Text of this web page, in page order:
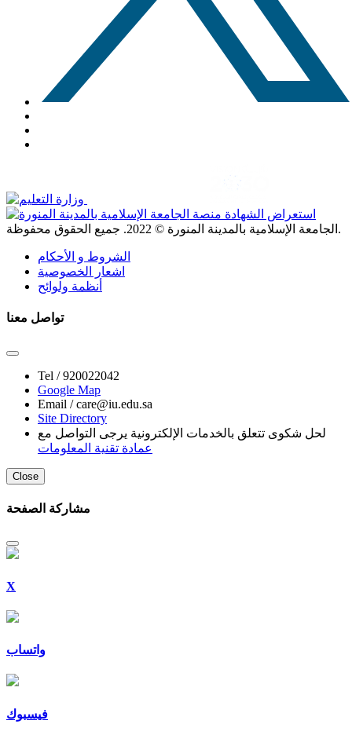
الجامعة الإسلامية بالمدينة المنورة © 2022 . جميع الحقوق محفوظة.
الشروط و الأحكام
اشعار الخصوصية
أنظمة ولوائح
تواصل معنا
Tel /920022042
Google Map
Email /care@iu.edu.sa
Site Directory
لحل شكوى تتعلق بالخدمات الإلكترونية يرجى التواصل مع
عمادة تقنية المعلومات
Close
مشاركة الصفحة
X
واتساب
فيسبوك